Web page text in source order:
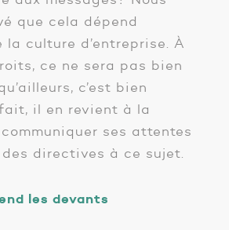
que cela dépend
la culture d’entreprise. À
ce ne sera pas bien
c’est bien
il en revient à la
ses attentes
des directives à ce sujet.
les devants